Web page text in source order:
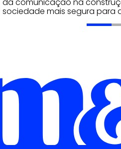
sociedade mais segura para